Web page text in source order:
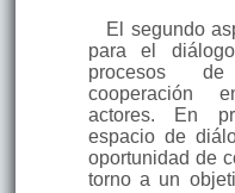
El segundo
para el
procesos
cooperación
actores. En
espacio de
oportunidad de
torno a un